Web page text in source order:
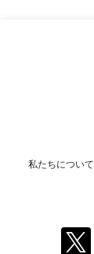
私たちについて